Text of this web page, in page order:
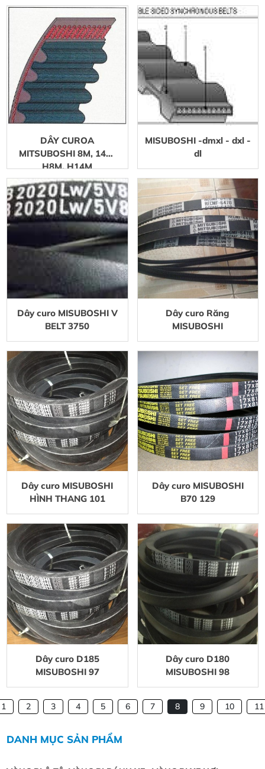
BELT
DÂY CUROA
MITSUBOSHI 8M, 14M,
H8M, H14M
MISUBOSHI -dmxl - dxl -
dl
Dây curo MISUBOSHI V
BELT 3750
Dây curo Răng
MISUBOSHI
Dây curo MISUBOSHI
HÌNH THANG 101
Dây curo MISUBOSHI
B70 129
Dây curo D185
MISUBOSHI 97
Dây curo D180
MISUBOSHI 98
1 2 3 4 5 6 7 8 9 10 11
DANH MỤC SẢN PHẨM